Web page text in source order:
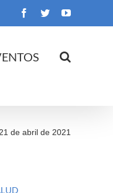
Facebook
TwitterYouTube
de abril de 2021